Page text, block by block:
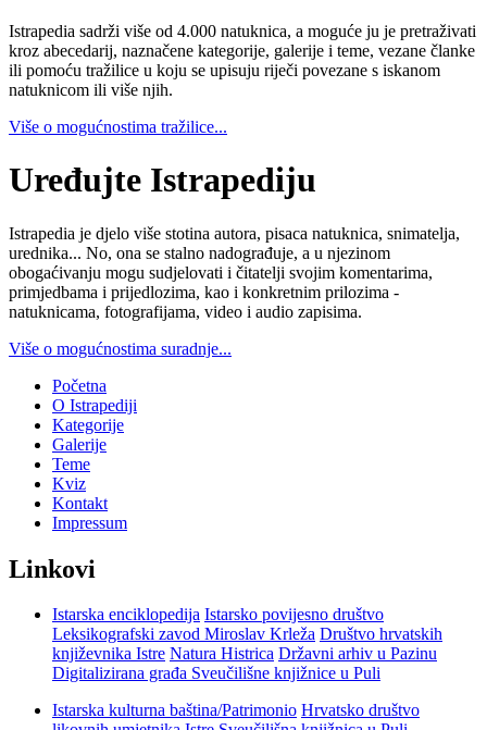
Istrapedia sadrži više od 4.000 natuknica, a moguće ju je pretraživati
kroz abecedarij, naznačene kategorije, galerije i teme, vezane članke
ili pomoću tražilice u koju se upisuju riječi povezane s iskanom
natuknicom ili više njih.
Više o mogućnostima tražilice...
Uređujte Istrapediju
Istrapedia je djelo više stotina autora, pisaca natuknica, snimatelja,
urednika... No, ona se stalno nadograđuje, a u njezinom
obogaćivanju mogu sudjelovati i čitatelji svojim komentarima,
primjedbama i prijedlozima, kao i konkretnim prilozima -
natuknicama, fotografijama, video i audio zapisima.
Više o mogućnostima suradnje...
Početna
O Istrapediji
Kategorije
Galerije
Teme
Kviz
Kontakt
Impressum
Linkovi
Istarska enciklopedija Istarsko povijesno društvo
Leksikografski zavod Miroslav Krleža Društvo hrvatskih
književnika Istre Natura Histrica Državni arhiv u Pazinu
Digitalizirana građa Sveučilišne knjižnice u Puli
Istarska kulturna baština/Patrimonio Hrvatsko društvo